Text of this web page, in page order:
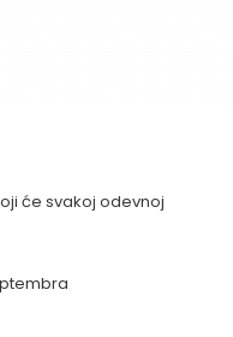
će svakoj odevnoj